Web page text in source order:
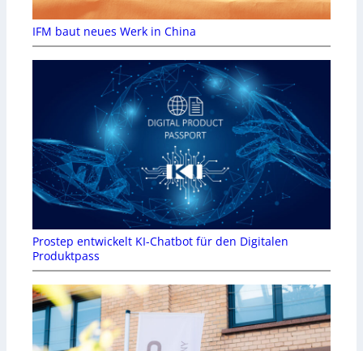
IFM baut neues Werk in China
Prostep entwickelt KI-Chatbot für den Digitalen
Produktpass